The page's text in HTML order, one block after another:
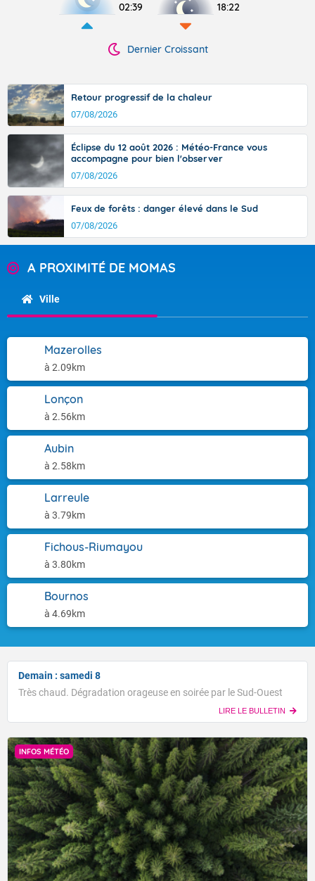
02:39 18:22
Dernier Croissant
Retour progressif de la chaleur
07/08/2026
Éclipse du 12 août 2026 : Météo-France vous
accompagne pour bien l'observer
07/08/2026
Feux de forêts : danger élevé dans le Sud
07/08/2026
A PROXIMITÉ DE MOMAS
Ville
Mazerolles
à 2.09km
Lonçon
à 2.56km
Aubin
à 2.58km
Larreule
à 3.79km
Fichous-Riumayou
à 3.80km
Bournos
à 4.69km
Demain : samedi 8
Très chaud. Dégradation orageuse en soirée par le Sud-Ouest
LIRE LE BULLETIN
INFOS MÉTÉO